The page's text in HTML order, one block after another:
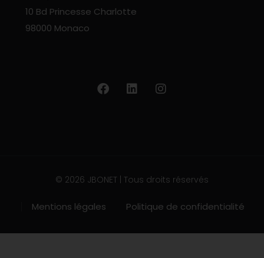
10 Bd Princesse Charlotte
98000 Monaco
© 2026 JBONET | Tous droits réservés
Mentions légales Politique de confidentialité